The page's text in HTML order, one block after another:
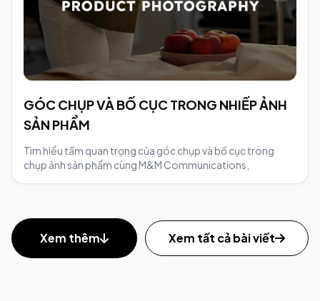
GÓC CHỤP VÀ BỐ CỤC TRONG NHIẾP ẢNH
SẢN PHẨM
Tìm hiểu tầm quan trọng của góc chụp và bố cục trong
chụp ảnh sản phẩm cùng M&M Communications,
Xem thêm Xem tất cả bài viết